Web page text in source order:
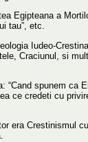
a
tau”, etc.
Iudeo-
Craciunul, si
spunem
ce credeti cu
era Crestinismul